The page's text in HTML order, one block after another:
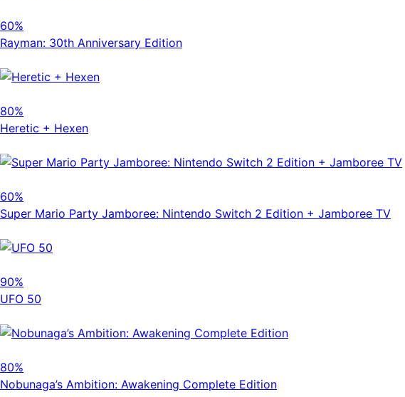
60%
Rayman: 30th Anniversary Edition
80%
Heretic + Hexen
60%
Super Mario Party Jamboree: Nintendo Switch 2 Edition + Jamboree TV
90%
UFO 50
80%
Nobunaga’s Ambition: Awakening Complete Edition